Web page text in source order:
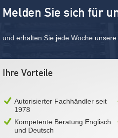
Melden Sie sich für
und erhalten Sie jede Woche
Ihre Vorteile
Autorisierter Fachhändler seit
1978
Kompetente Beratung Englisch
und Deutsch